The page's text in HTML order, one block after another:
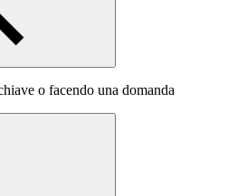
o facendo una domanda